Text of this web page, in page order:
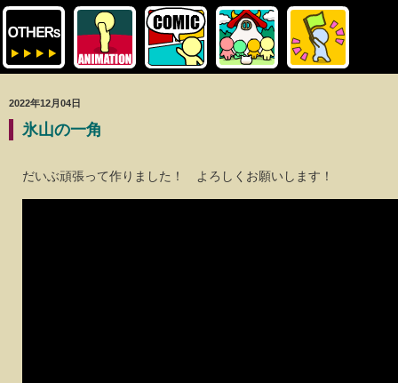
2022年12月04日
氷山の一角
だいぶ頑張って作りました！ よろしくお願いします！